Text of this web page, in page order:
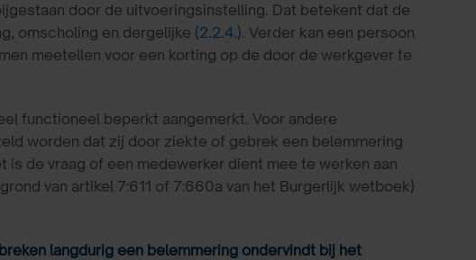
door de uitvoeringsinstelling. Dat betekent dat de
omscholing en dergelijke (2.2.4.). Verder kan een persoon
meetellen voor een korting op de door de werkgever te
functioneel beperkt aangemerkt. Voor andere
worden dat zij door ziekte of gebrek een belemmering
de vraag of een medewerker dient mee te werken aan
van artikel 7:611 of 7:660a van het Burgerlijk wetboek)
langdurig een belemmering ondervindt bij het